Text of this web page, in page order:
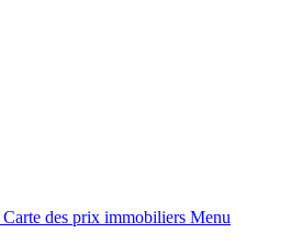
Carte des prix immobiliers Menu